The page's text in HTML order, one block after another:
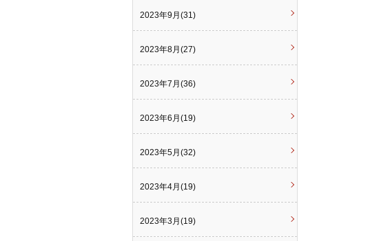
2023年9月(31)
2023年8月(27)
2023年7月(36)
2023年6月(19)
2023年5月(32)
2023年4月(19)
2023年3月(19)